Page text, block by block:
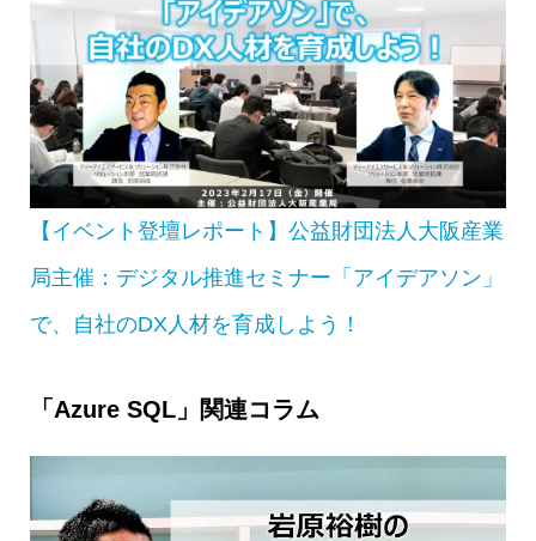
【イベント登壇レポート】公益財団法人大阪産業
局主催：デジタル推進セミナー「アイデアソン」
で、自社のDX人材を育成しよう！
「Azure SQL」関連コラム